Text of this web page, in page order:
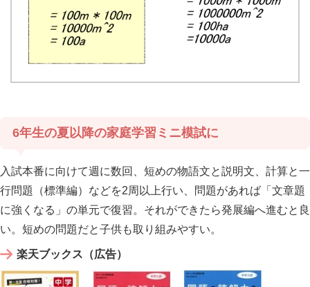
6年生の夏以降の家庭学習ミニ模試に
入試本番に向けて週に数回、短めの物語文と説明文、計算と一
行問題（標準編）などを2周以上行い、問題があれば「文章題
に強くなる」の単元で復習。それができたら発展編へ進むと良
い。短めの問題だと子供も取り組みやすい。
楽天ブックス（広告）